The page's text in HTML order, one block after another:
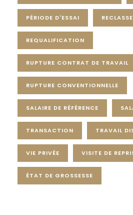
PÉRIODE D'ESSAI
REQUALIFICATION
RUPTURE CONTRAT DE TRAVAIL
RUPTURE CONVENTIONNELLE
SALAIRE DE RÉFÉRENCE
TRANSACTION TRAVAIL
VIE PRIVÉE VISITE DE
ÉTAT DE GROSSESSE